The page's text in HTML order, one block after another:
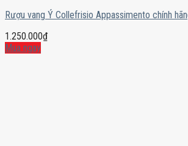
Rượu vang Ý Collefrisio Appassimento chính
1.250.000₫
Mua ngay